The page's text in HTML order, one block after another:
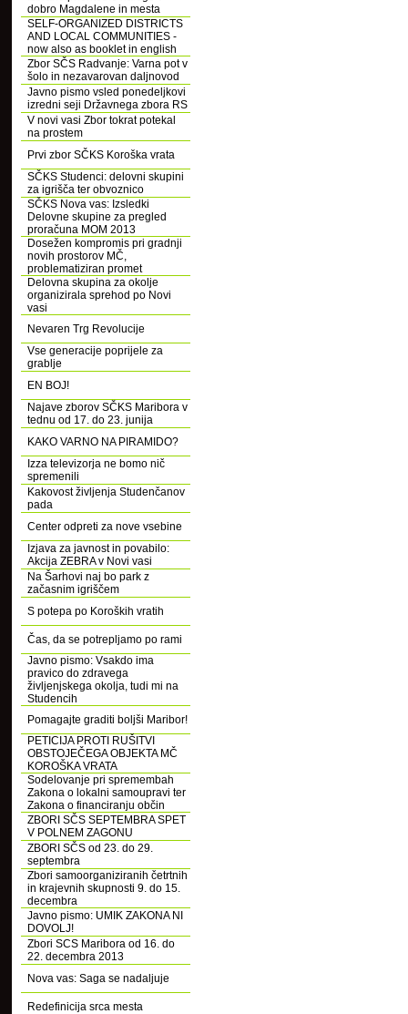
dobro Magdalene in mesta
SELF-ORGANIZED DISTRICTS
AND LOCAL COMMUNITIES -
now also as booklet in english
Zbor SČS Radvanje: Varna pot v
šolo in nezavarovan daljnovod
Javno pismo vsled ponedeljkovi
izredni seji Državnega zbora RS
V novi vasi Zbor tokrat potekal
na prostem
Prvi zbor SČKS Koroška vrata
SČKS Studenci: delovni skupini
za igrišča ter obvoznico
SČKS Nova vas: Izsledki
Delovne skupine za pregled
proračuna MOM 2013
Dosežen kompromis pri gradnji
novih prostorov MČ,
problematiziran promet
Delovna skupina za okolje
organizirala sprehod po Novi
vasi
Nevaren Trg Revolucije
Vse generacije poprijele za
grablje
EN BOJ!
Najave zborov SČKS Maribora v
tednu od 17. do 23. junija
KAKO VARNO NA PIRAMIDO?
Izza televizorja ne bomo nič
spremenili
Kakovost življenja Studenčanov
pada
Center odpreti za nove vsebine
Izjava za javnost in povabilo:
Akcija ZEBRA v Novi vasi
Na Šarhovi naj bo park z
začasnim igriščem
S potepa po Koroških vratih
Čas, da se potrepljamo po rami
Javno pismo: Vsakdo ima
pravico do zdravega
življenjskega okolja, tudi mi na
Studencih
Pomagajte graditi boljši Maribor!
PETICIJA PROTI RUŠITVI
OBSTOJEČEGA OBJEKTA MČ
KOROŠKA VRATA
Sodelovanje pri spremembah
Zakona o lokalni samoupravi ter
Zakona o financiranju občin
ZBORI SČS SEPTEMBRA SPET
V POLNEM ZAGONU
ZBORI SČS od 23. do 29.
septembra
Zbori samoorganiziranih četrtnih
in krajevnih skupnosti 9. do 15.
decembra
Javno pismo: UMIK ZAKONA NI
DOVOLJ!
Zbori SCS Maribora od 16. do
22. decembra 2013
Nova vas: Saga se nadaljuje
Redefinicija srca mesta